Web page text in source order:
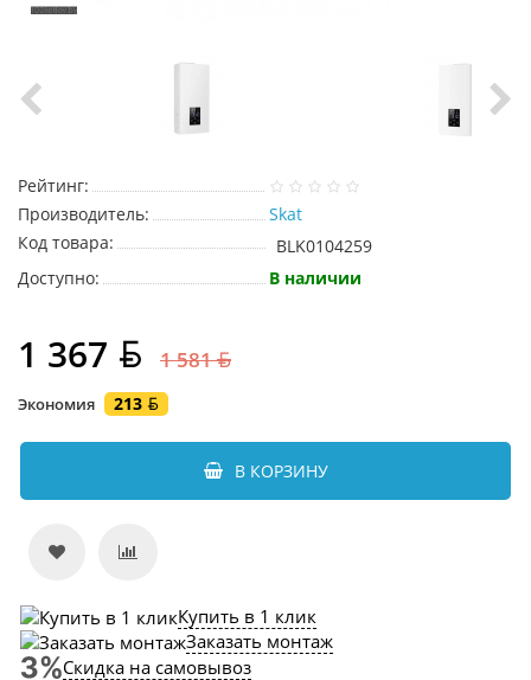
Рейтинг:
Производитель:
Skat
Код товара:
BLK0104259
Доступно:
В наличии
1 367 1 581
Экономия 213
В КОРЗИНУ
Купить в 1 клик
Заказать монтаж
Скидка на самовывоз